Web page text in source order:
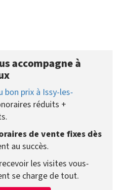
accompagne à
bon prix à Issy-les-
réduits +
de vente fixes dès
au succès.
les visites vous-
se charge de tout.